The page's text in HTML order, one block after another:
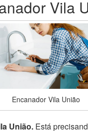
Vila
Encanador Vila União
União. Está